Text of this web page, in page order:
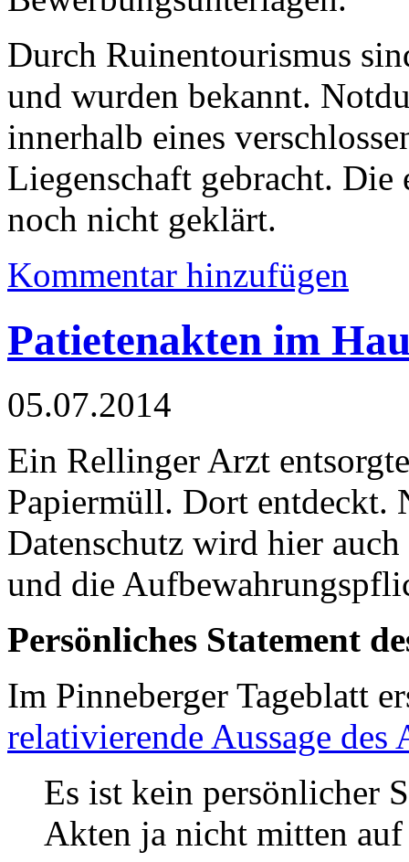
Durch Ruinentourismus
und wurden bekannt.
innerhalb eines
Liegenschaft gebracht.
noch nicht geklärt.
Kommentar hinzufügen
Patietenakten im
05.07.2014
Ein Rellinger Arzt
Papiermüll. Dort entdeckt.
Datenschutz wird hier
und die
Persönliches Statement
Im Pinneberger Tageblatt
relativierende Aussage des
Es ist kein persönlicher
Akten ja nicht mitten auf